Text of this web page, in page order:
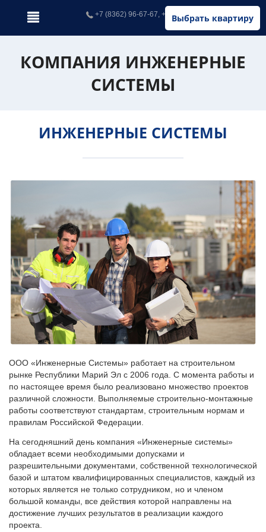
Выбрать квартиру
+7 (8362) 96-67-67, +7 (902) 326-67-67
КОМПАНИЯ ИНЖЕНЕРНЫЕ
СИСТЕМЫ
ИНЖЕНЕРНЫЕ СИСТЕМЫ
ООО «Инженерные Системы» работает на строительном
рынке Республики Марий Эл с 2006 года. С момента работы и
по настоящее время было реализовано множество проектов
различной сложности. Выполняемые строительно-монтажные
работы соответствуют стандартам, строительным нормам и
правилам Российской Федерации.
На сегодняшний день компания «Инженерные системы»
обладает всеми необходимыми допусками и
разрешительными документами, собственной технологической
базой и штатом квалифицированных специалистов, каждый из
которых является не только сотрудником, но и членом
большой команды, все действия которой направлены на
достижение лучших результатов в реализации каждого
проекта.